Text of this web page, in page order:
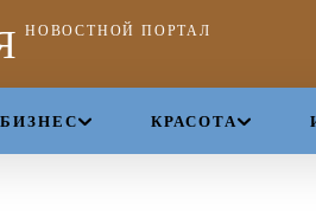
НОВОСТНОЙ ПОРТАЛ
БИЗНЕС КРАСОТА